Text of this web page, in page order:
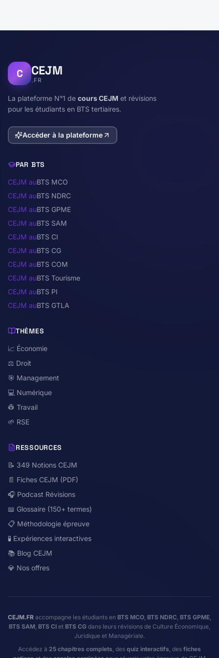
C CEJM
.FR
La plateforme N°1 de cours CEJM et révisions
pour les étudiants en BTS tertiaires.
Accéder à la plateforme
PAR BTS
CEJM auBTS MCO
CEJM auBTS NDRC
CEJM auBTS GPME
CEJM auBTS SAM
CEJM auBTS CI
CEJM auBTS CG
CEJM auBTS COM
CEJM auBTS Tourisme
CEJM auBTS PI
CEJM auBTS GTLA
THÈMES
📈 Économie
⚖️ Droit
🎯 Management
💻 Numérique
👷 Travail
🌱 RSE
RESSOURCES
📝 349 Notions CEJM
📄 Fiches CEJM (PDF)
🎧 Podcast Révisions
📖 Glossaire (150+ termes)
📋 Méthodologie épreuve
🧪 Expériences interactives
📚 Blog CEJM
💎 Nos offres
CEJM.FR accompagne les étudiants en BTS MCO, BTS NDRC, BTS GPME,
BTS SAM, BTS CI et BTS CG dans leurs révisions de Culture Économique,
Juridique et Managériale.
Accédez à 25 chapitres complets, des quiz interactifs, des fiches